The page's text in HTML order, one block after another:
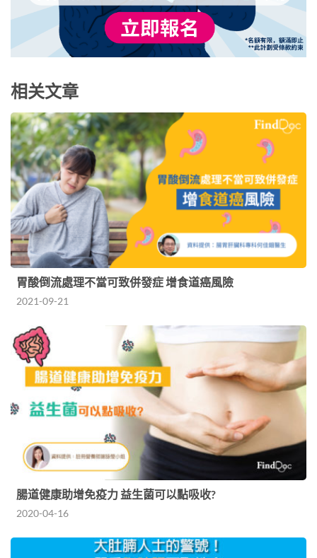
相关文章
胃酸倒流處理不當可致併發症 增食道癌風險
2021-09-21
腸道健康助增免疫力 益生菌可以點吸收?
2020-04-16